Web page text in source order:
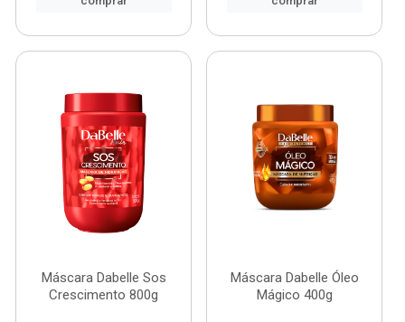
Máscara Dabelle Sos
Crescimento 800g
Máscara Dabelle Óleo
Mágico 400g